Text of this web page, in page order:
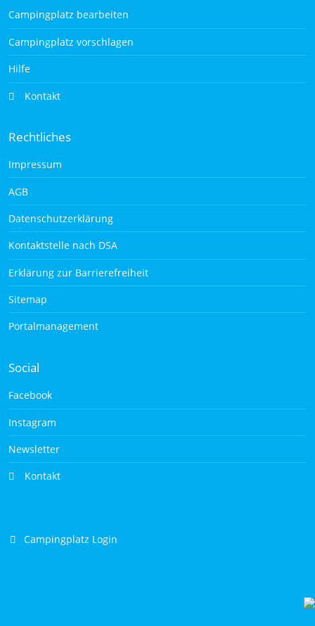
Campingplatz bearbeiten
Campingplatz vorschlagen
Hilfe
Kontakt
Rechtliches
Impressum
AGB
Datenschutzerklärung
Kontaktstelle nach DSA
Erklärung zur Barrierefreiheit
Sitemap
Portalmanagement
Social
Facebook
Instagram
Newsletter
Kontakt
Campingplatz Login